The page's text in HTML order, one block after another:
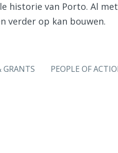
historie van Porto. Al
verder op kan bouwen.
PEOPLE OF